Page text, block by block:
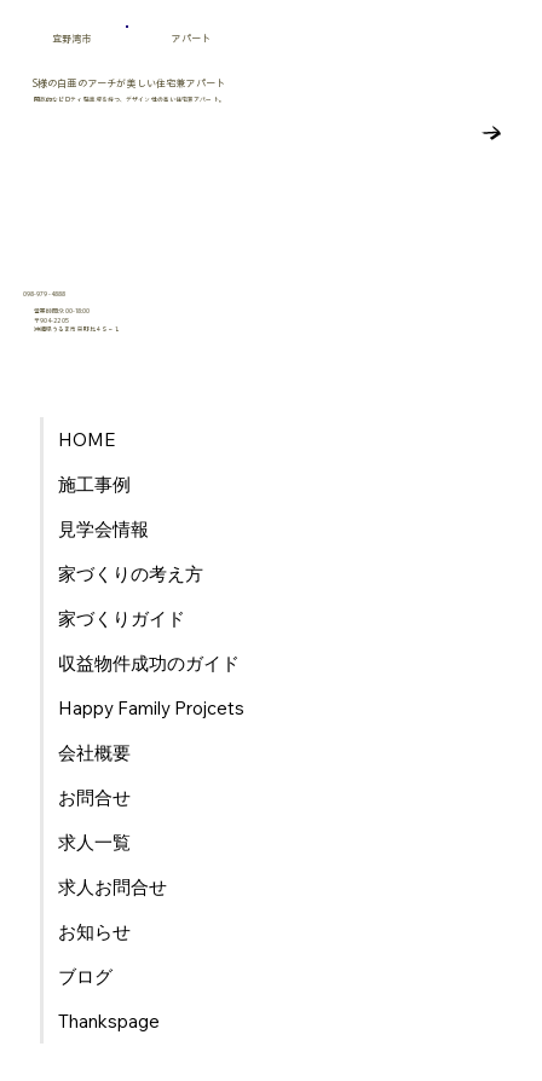
宜野湾市 アパート
S様の白亜のアーチが美しい住宅兼アパート
開放的なピロティ駐車場を持つ、デザイン性の高い住宅兼アパート。
HOME
施工事例
見学会情報
家づくりの考え方
家づくりガイド
​収益物件成功のガイド
​Happy Family Projcets
会社概要
お問合せ
求人一覧
求人お問合せ
お知らせ
ブログ
Thankspage
098-979-4888
営業時間:9:00-18:00
〒904-2205
沖縄県うるま市栄野比４５−１